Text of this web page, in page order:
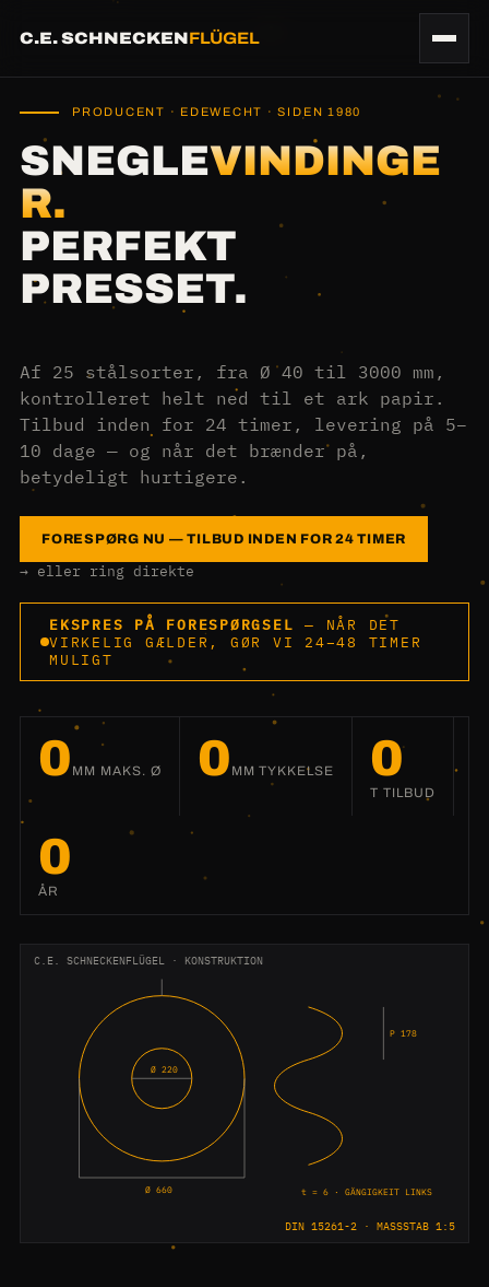
C.E. SCHNECKENFLÜGEL
PRODUCENT · EDEWECHT · SIDEN 1980
SNEGLEVINDINGE
R.
PERFEKT
PRESSET.
Af 25 stålsorter, fra Ø 40 til 3000 mm,
kontrolleret helt ned til et ark papir.
Tilbud inden for 24 timer, levering på 5–
10 dage — og når det brænder på,
betydeligt hurtigere.
FORESPØRG NU — TILBUD INDEN FOR 24 TIMER
→ eller ring direkte
EKSPRES PÅ FORESPØRGSEL — NÅR DET
VIRKELIG GÆLDER, GØR VI 24–48 TIMER
MULIGT
0 MM MAKS. Ø 0 MM TYKKELSE 0
T TILBUD
0
ÅR
C.E. SCHNECKENFLÜGEL · KONSTRUKTION
DIN 15261-2 · MASSSTAB 1:5
Ø 660
Ø 220
P 178
t = 6 · GÄNGIGKEIT LINKS